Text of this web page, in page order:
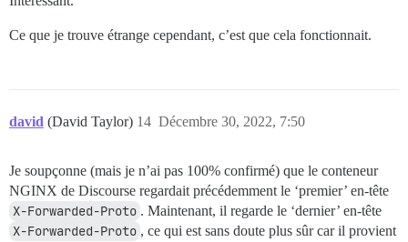
Ce que je trouve étrange cependant, c’est que cela fonctionnait.
david (David Taylor) Décembre 30, 2022, 7:50
14
Je soupçonne (mais je n’ai pas 100% confirmé) que le conteneur
NGINX de Discourse regardait précédemment le ‘premier’ en-tête
X-Forwarded-Proto . Maintenant, il regarde le ‘dernier’ en-tête
X-Forwarded-Proto , ce qui est sans doute plus sûr car il provient